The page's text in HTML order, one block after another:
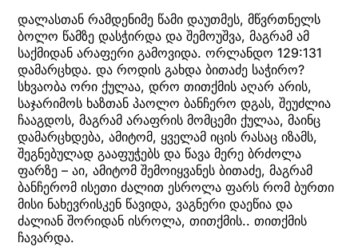
დალასთან რამდენიმე წამი დაუთმეს, მწვრთნელს
ბოლო წამზე დასჭირდა და შემოუშვა, მაგრამ ამ
საქმიდან არაფერი გამოვიდა. ორლანდო 129:131
დამარცხდა. და როდის გახდა ბითაძე საჭირო?
სხვაობა ორი ქულაა, დრო თითქმის აღარ არის,
საჯარიმოს ხაზთან პაოლო ბანჩერო დგას, შეუძლია
ჩააგდოს, მაგრამ არაფრის მომცემი ქულაა, მაინც
დამარცხდება, ამიტომ, ყველამ იცის რასაც იზამს,
შეგნებულად გააფუჭებს და წავა მერე ბრძოლა
ფარზე – აი, ამიტომ შემოიყვანეს ბითაძე, მაგრამ
ბანჩერომ ისეთი ძალით ესროლა ფარს რომ ბურთი
მისი ნახევრისკენ წავიდა, ვაგნერი დაეწია და
ძალიან შორიდან ისროლა, თითქმის.. თითქმის
ჩავარდა.